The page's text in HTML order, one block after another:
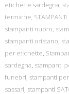
etichette sardegna,
termiche,
stampanti nuoro,
stampanti oristano,
per etichette,
sardegna, stampanti
funebri, stampanti
sassari, stampanti